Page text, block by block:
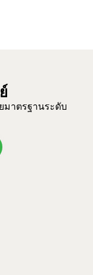
าตรฐานระดับ